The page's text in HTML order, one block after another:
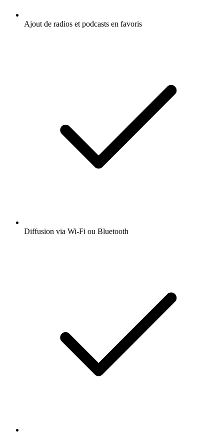
Ajout de radios et podcasts en favoris
Diffusion via Wi-Fi ou Bluetooth